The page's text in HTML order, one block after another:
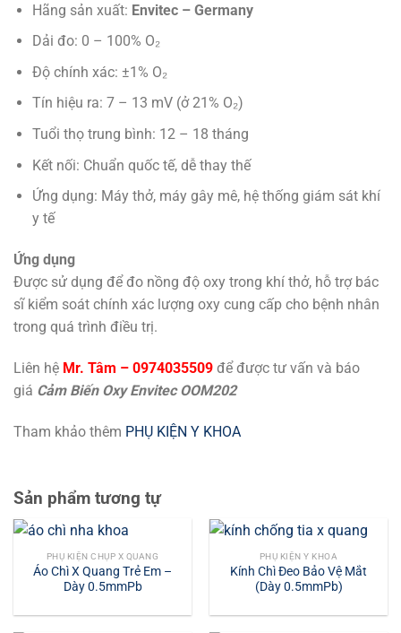
Hãng sản xuất: Envitec – Germany
Dải đo: 0 – 100% O₂
Độ chính xác: ±1% O₂
Tín hiệu ra: 7 – 13 mV (ở 21% O₂)
Tuổi thọ trung bình: 12 – 18 tháng
Kết nối: Chuẩn quốc tế, dễ thay thế
Ứng dụng: Máy thở, máy gây mê, hệ thống giám sát khí
y tế
Ứng dụng
Được sử dụng để đo nồng độ oxy trong khí thở, hỗ trợ bác
sĩ kiểm soát chính xác lượng oxy cung cấp cho bệnh nhân
trong quá trình điều trị.
Liên hệ Mr. Tâm – 0974035509 để được tư vấn và báo
giá Cảm Biến Oxy Envitec OOM202
Tham khảo thêm PHỤ KIỆN Y KHOA
Sản phẩm tương tự
PHỤ KIỆN CHỤP X QUANG
Áo Chì X Quang Trẻ Em –
Dày 0.5mmPb
PHỤ KIỆN Y KHOA
Kính Chì Đeo Bảo Vệ Mắt
(Dày 0.5mmPb)